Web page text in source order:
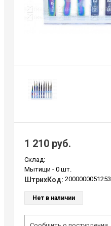
1 210 руб.
Склад:
Мытищи - 0 шт.
ШтрихКод: 2000000051253
Нет в наличии